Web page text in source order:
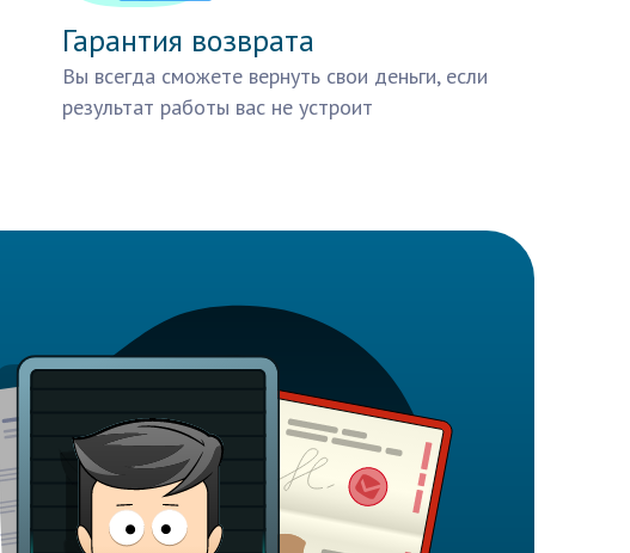
Гарантия возврата
Вы всегда сможете вернуть свои деньги, если
результат работы вас не устроит